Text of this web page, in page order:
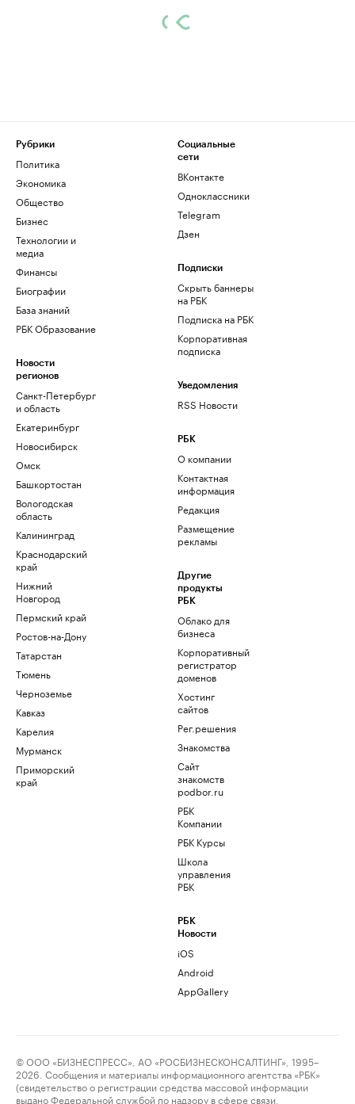
Рубрики
Политика
Экономика
Общество
Бизнес
Технологии и
медиа
Финансы
Биографии
База знаний
РБК Образование
Новости
регионов
Санкт-Петербург
и область
Екатеринбург
Новосибирск
Омск
Башкортостан
Вологодская
область
Калининград
Краснодарский
край
Нижний
Новгород
Пермский край
Ростов-на-Дону
Татарстан
Тюмень
Черноземье
Кавказ
Карелия
Мурманск
Приморский
край
Социальные
сети
ВКонтакте
Одноклассники
Telegram
Дзен
Подписки
Скрыть баннеры
на РБК
Подписка на РБК
Корпоративная
подписка
Уведомления
RSS Новости
РБК
О компании
Контактная
информация
Редакция
Размещение
рекламы
Другие
продукты
РБК
Облако для
бизнеса
Корпоративный
регистратор
доменов
Хостинг
сайтов
Рег.решения
Знакомства
Сайт
знакомств
podbor.ru
РБК
Компании
РБК Курсы
Школа
управления
РБК
РБК
Новости
iOS
Android
AppGallery
© ООО «БИЗНЕСПРЕСС», АО «РОСБИЗНЕСКОНСАЛТИНГ», 1995–
2026. Сообщения и материалы информационного агентства «РБК»
(свидетельство о регистрации средства массовой информации
выдано Федеральной службой по надзору в сфере связи,